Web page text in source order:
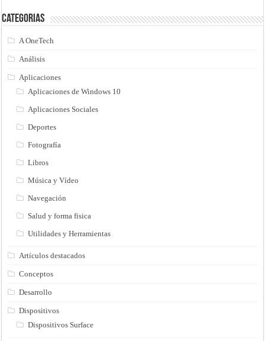
Categorias
A OneTech
Análisis
Aplicaciones
Aplicaciones de Windows 10
Aplicaciones Sociales
Deportes
Fotografía
Libros
Música y Vídeo
Navegación
Salud y forma fisica
Utilidades y Herramientas
Artículos destacados
Conceptos
Desarrollo
Dispositivos
Dispositivos Surface